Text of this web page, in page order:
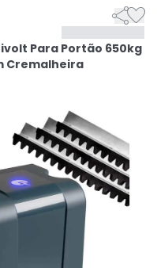
SE

Para Portão 650kg
Cremalheira